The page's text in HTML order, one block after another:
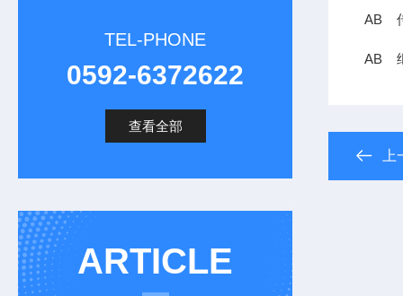
TEL-PHONE
0592-6372622
查看全部
ARTICLE
AB
AB